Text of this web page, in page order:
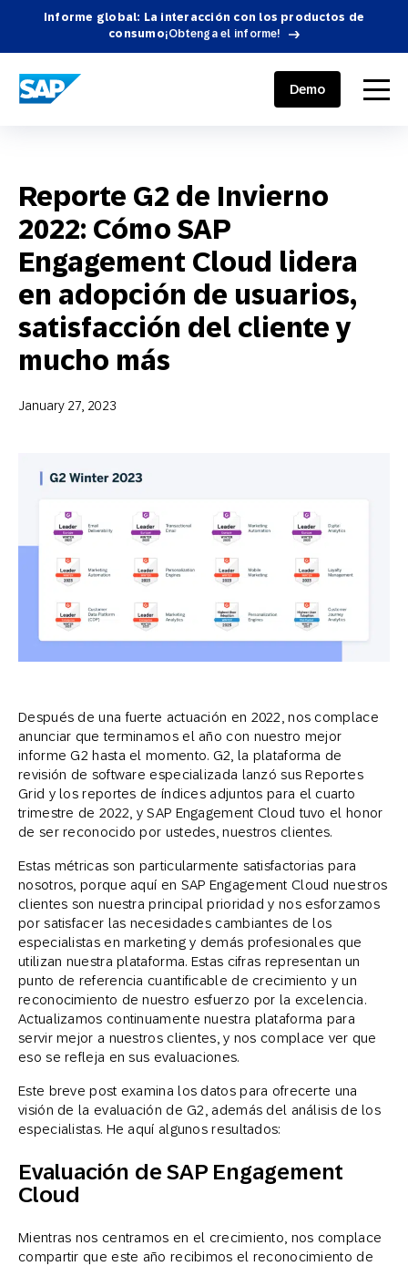
Informe global: La interacción con los productos de
consumo¡Obtenga el informe!
SAP ENGAGEMENT CLOUD menu
Demo
Reporte G2 de Invierno
2022: Cómo SAP
Engagement Cloud lidera
en adopción de usuarios,
satisfacción del cliente y
mucho más
January 27, 2023
Después de una fuerte actuación en 2022, nos complace
anunciar que terminamos el año con nuestro mejor
informe G2 hasta el momento. G2, la plataforma de
revisión de software especializada lanzó sus Reportes
Grid y los reportes de índices adjuntos para el cuarto
trimestre de 2022, y SAP Engagement Cloud tuvo el honor
de ser reconocido por ustedes, nuestros clientes.
Estas métricas son particularmente satisfactorias para
nosotros, porque aquí en SAP Engagement Cloud nuestros
clientes son nuestra principal prioridad y nos esforzamos
por satisfacer las necesidades cambiantes de los
especialistas en marketing y demás profesionales que
utilizan nuestra plataforma. Estas cifras representan un
punto de referencia cuantificable de crecimiento y un
reconocimiento de nuestro esfuerzo por la excelencia.
Actualizamos continuamente nuestra plataforma para
servir mejor a nuestros clientes, y nos complace ver que
eso se refleja en sus evaluaciones.
Este breve post examina los datos para ofrecerte una
visión de la evaluación de G2, además del análisis de los
especialistas. He aquí algunos resultados:
Evaluación de SAP Engagement
Cloud
Mientras nos centramos en el crecimiento, nos complace
compartir que este año recibimos el reconocimiento de